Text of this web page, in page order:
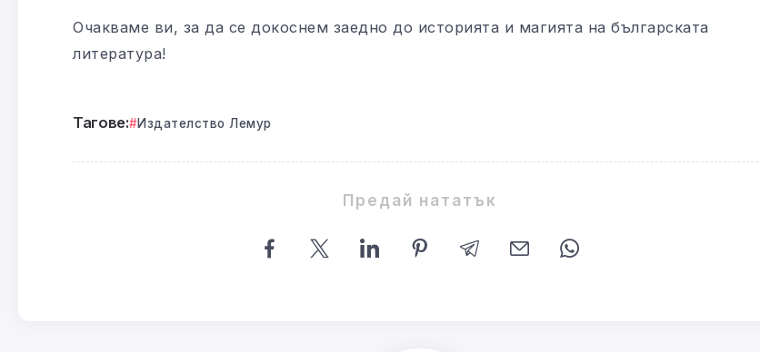
Очакваме ви, за да се докоснем заедно до историята и магията на българската
литература!
Тагове: Издателство Лемур
Предай нататък